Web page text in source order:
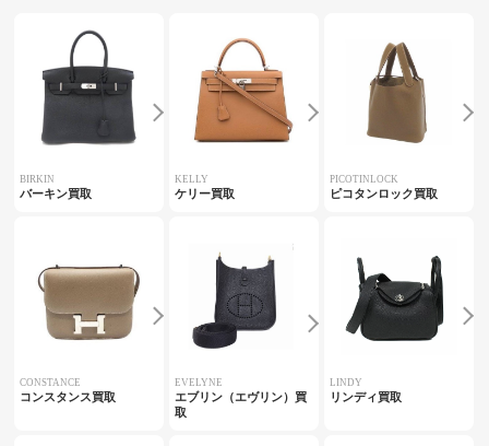
BIRKIN
バーキン買取
KELLY
ケリー買取
PICOTINLOCK
ピコタンロック買取
CONSTANCE
コンスタンス買取
EVELYNE
エブリン（エヴリン）買
取
LINDY
リンディ買取